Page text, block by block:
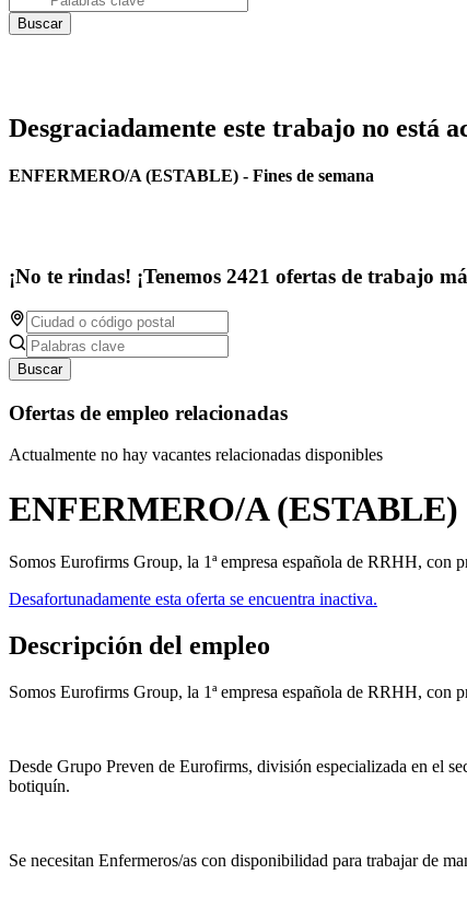
Desgraciadamente este trabajo no está
ENFERMERO/A (ESTABLE) - Fines de semana
¡No te rindas! ¡Tenemos 2421 ofertas de trabajo
Buscar
Ofertas de empleo relacionadas
Actualmente no hay vacantes relacionadas disponibles
ENFERMERO/A (ESTABLE)
Somos Eurofirms Group, la 1ª empresa española de RRHH, con
Desafortunadamente esta oferta se encuentra inactiva.
Descripción del empleo
Somos Eurofirms Group, la 1ª empresa española de RRHH, con
Desde Grupo Preven de Eurofirms, división especializada en el
botiquín.
Se necesitan Enfermeros/as con disponibilidad para trabajar de